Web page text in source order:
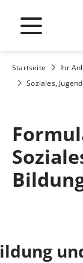
Startseite Ihr
Soziales,